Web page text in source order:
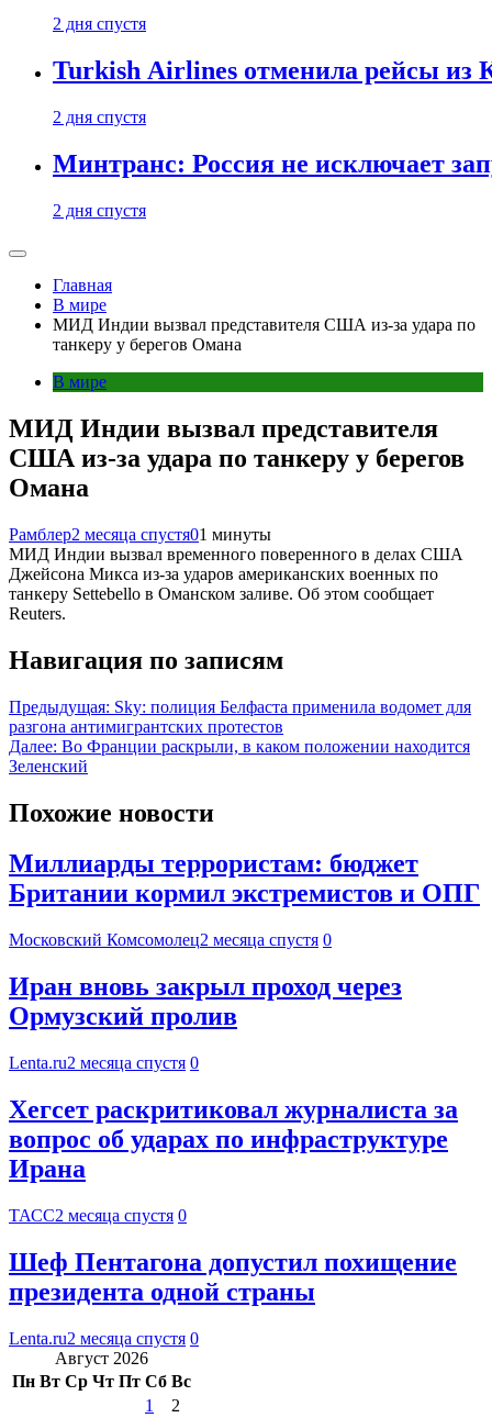
2 дня спустя
Turkish Airlines отменила рейсы из
2 дня спустя
Минтранс: Россия не исключает
2 дня спустя
Главная
В мире
МИД Индии вызвал представителя США из-за удара по
танкеру у берегов Омана
В мире
МИД Индии вызвал представителя
США из-за удара по танкеру у берегов
Омана
Рамблер2 месяца спустя01 минуты
МИД Индии вызвал временного поверенного в делах США
Джейсона Микса из-за ударов американских военных по
танкеру Settebello в Оманском заливе. Об этом сообщает
Reuters.
Навигация по записям
Предыдущая: Sky: полиция Белфаста применила водомет для
разгона антимигрантских протестов
Далее: Во Франции раскрыли, в каком положении находится
Зеленский
Похожие новости
Миллиарды террористам: бюджет
Британии кормил экстремистов и ОПГ
Московский Комсомолец2 месяца спустя 0
Иран вновь закрыл проход через
Ормузский пролив
Lenta.ru2 месяца спустя 0
Хегсет раскритиковал журналиста за
вопрос об ударах по инфраструктуре
Ирана
ТАСС2 месяца спустя 0
Шеф Пентагона допустил похищение
президента одной страны
Lenta.ru2 месяца спустя 0
Август 2026
Пн Вт Ср Чт Пт Сб Вс
1
2